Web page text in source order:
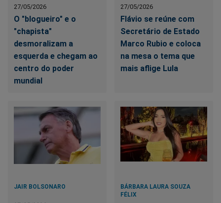
27/05/2026
O "blogueiro" e o
"chapista"
desmoralizam a
esquerda e chegam ao
centro do poder
mundial
27/05/2026
Flávio se reúne com
Secretário de Estado
Marco Rubio e coloca
na mesa o tema que
mais aflige Lula
JAIR BOLSONARO
BÁRBARA LAURA SOUZA
FÉLIX